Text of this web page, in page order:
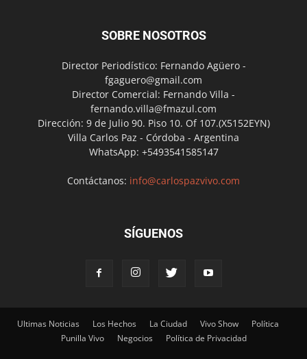
SOBRE NOSOTROS
Director Periodístico: Fernando Agüero -
fgaguero@gmail.com
Director Comercial: Fernando Villa -
fernando.villa@fmazul.com
Dirección: 9 de Julio 90. Piso 10. Of 107.(X5152EYN)
Villa Carlos Paz - Córdoba - Argentina
WhatsApp: +5493541585147
Contáctanos: info@carlospazvivo.com
SÍGUENOS
Ultimas Noticias Los Hechos La Ciudad Vivo Show
Política
Punilla Vivo
Negocios Política de Privacidad